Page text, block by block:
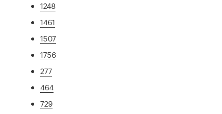
1248
1461
1507
1756
277
464
729